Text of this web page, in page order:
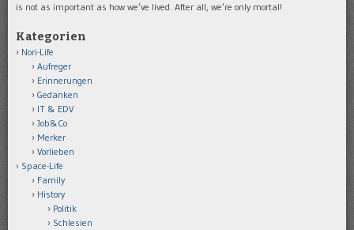
is not as important as how we’ve lived. After all, we’re only mortal!
Kategorien
Nori-Life
Aufreger
Erinnerungen
Gedanken
IT & EDV
Job&Co
Merker
Vorlieben
Space-Life
Family
History
Politik
Schlesien